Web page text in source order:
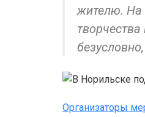
жителю. На
Организаторы